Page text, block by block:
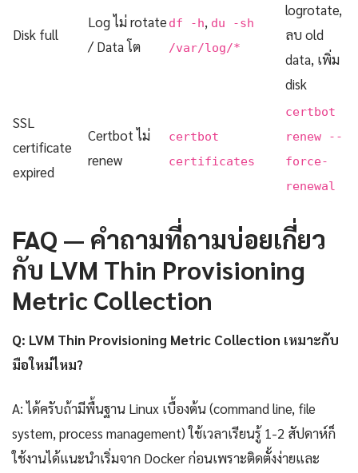
Disk full
Log ไม่ rotate
/ Data โต
df -h, du -sh
/var/log/*
logrotate,
ลบ old
data, เพิ่ม
disk
SSL
certificate
expired
Certbot ไม่
renew
certbot
certificates
certbot
renew --
force-
renewal
FAQ — คำถามที่ถามบ่อยเกี่ยว
กับ LVM Thin Provisioning
Metric Collection
Q: LVM Thin Provisioning Metric Collection เหมาะกับ
มือใหม่ไหม?
A: ได้ครับถ้ามีพื้นฐาน Linux เบื้องต้น (command line, file
system, process management) ใช้เวลาเรียนรู้ 1-2 สัปดาห์ก็
ใช้งานได้แนะนำเริ่มจาก Docker ก่อนเพราะติดตั้งง่ายและ